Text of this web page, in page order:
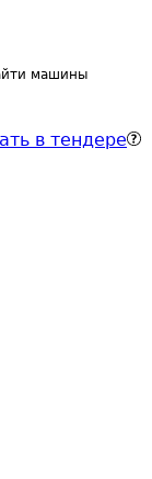
машины
в тендере